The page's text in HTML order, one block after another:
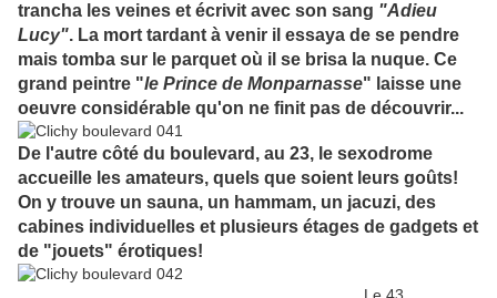
trancha les veines et écrivit avec son sang "Adieu
Lucy". La mort tardant à venir il essaya de se pendre
mais tomba sur le parquet où il se brisa la nuque. Ce
grand peintre "le Prince de Monparnasse" laisse une
oeuvre considérable qu'on ne finit pas de découvrir...
De l'autre côté du boulevard, au 23, le sexodrome
accueille les amateurs, quels que soient leurs goûts!
On y trouve un sauna, un hammam, un jacuzi, des
cabines individuelles et plusieurs étages de gadgets et
de "jouets" érotiques!